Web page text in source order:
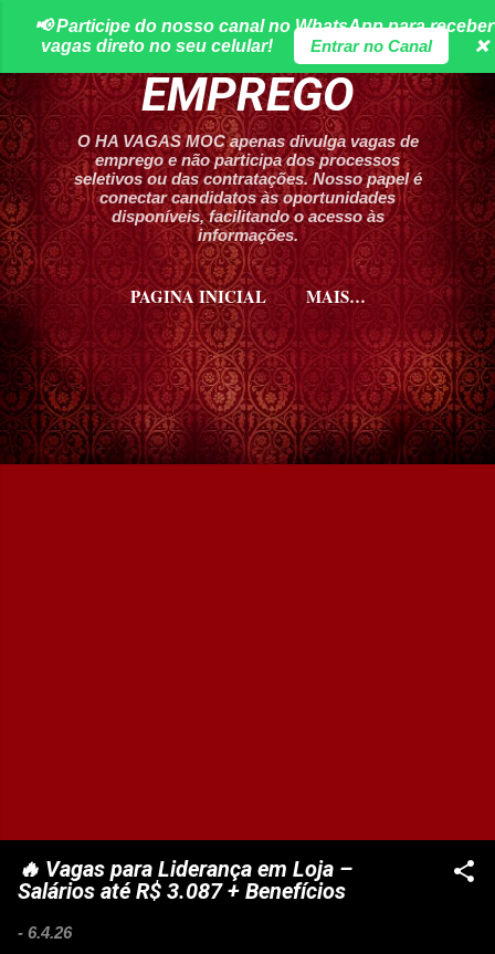
Pular para o conteúdo principal
HA VAGAS DE
EMPREGO
O HA VAGAS MOC apenas divulga vagas de
emprego e não participa dos processos
seletivos ou das contratações. Nosso papel é
conectar candidatos às oportunidades
disponíveis, facilitando o acesso às
informações.
📢 Participe do nosso canal no WhatsApp para receber
vagas direto no seu celular!
Entrar no Canal ❌
PAGINA INICIAL
MAIS…
CURSOS HA VAGAS MOC
🔥 Vagas para Liderança em Loja –
Salários até R$ 3.087 + Benefícios
- 6.4.26